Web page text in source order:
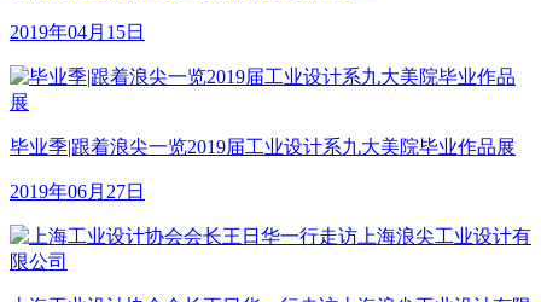
2019年04月15日
毕业季|跟着浪尖一览2019届工业设计系九大美院毕业作品展
2019年06月27日